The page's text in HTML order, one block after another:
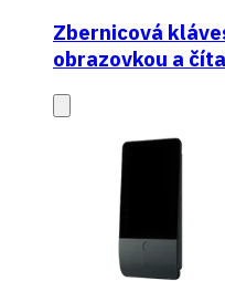
Zbernicová
obrazovkou a